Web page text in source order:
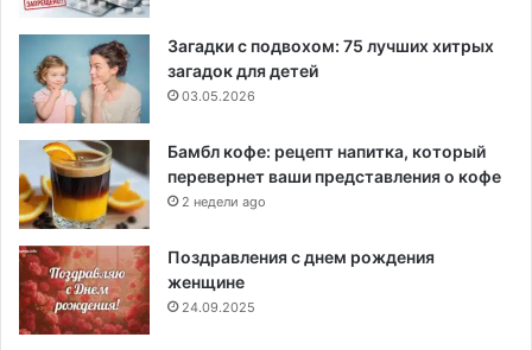
Загадки с подвохом: 75 лучших хитрых
загадок для детей
03.05.2026
Бамбл кофе: рецепт напитка, который
перевернет ваши представления о кофе
2 недели ago
Поздравления с днем рождения
женщине
24.09.2025